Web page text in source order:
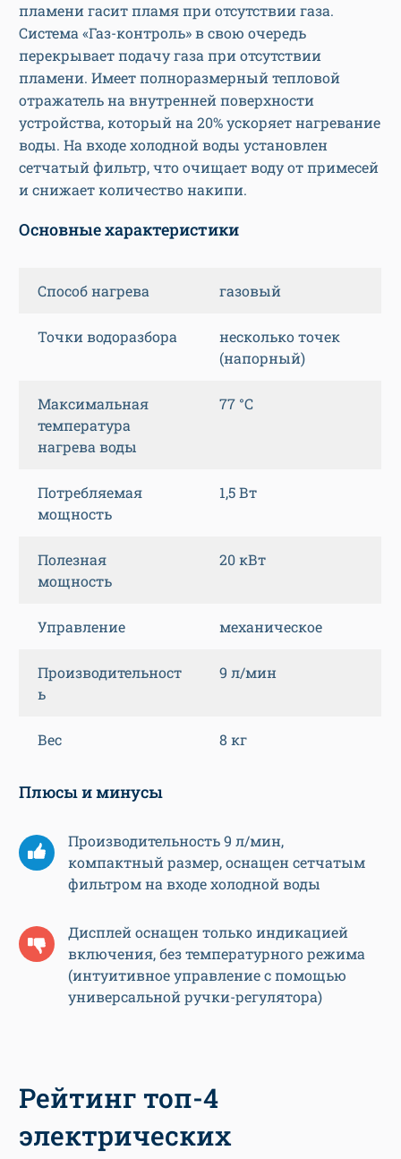
пламени гасит пламя при отсутствии газа.
Система «Газ-контроль» в свою очередь
перекрывает подачу газа при отсутствии
пламени. Имеет полноразмерный тепловой
отражатель на внутренней поверхности
устройства, который на 20% ускоряет нагревание
воды. На входе холодной воды установлен
сетчатый фильтр, что очищает воду от примесей
и снижает количество накипи.
Основные характеристики
Способ нагрева газовый
Точки водоразбора
несколько точек
(напорный)
Максимальная
температура
нагрева воды
77 °C
Потребляемая
мощность
1,5 Вт
Полезная
мощность
20 кВт
Управление механическое
Производительност
ь
9 л/мин
Вес 8 кг
Плюсы и минусы
Производительность 9 л/мин,
компактный размер, оснащен сетчатым
фильтром на входе холодной воды
Дисплей оснащен только индикацией
включения, без температурного режима
(интуитивное управление с помощью
универсальной ручки-регулятора)
Рейтинг топ-4
электрических